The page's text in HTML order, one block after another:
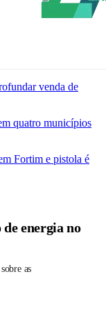
venda de
quatro municípios
Fortim e pistola é
energia no
as